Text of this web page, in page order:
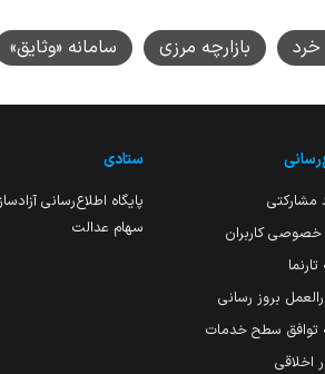
بازارچه مرزی سامانه «وثایق»
مشارکتی
خصوصی کاربران
تارنما
بروز رسانی
توافق سطح خدمات
اخلاقی
ستادی
پایگاه اطلاع‌رسانی
سهام عدالت